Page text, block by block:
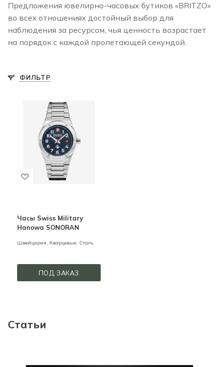
Предложения ювелирно-часовых бутиков «BRITZO»
во всех отношениях достойный выбор для
наблюдения за ресурсом, чья ценность возрастает
на порядок с каждой пролетающей секундой.
ФИЛЬТР
Часы Swiss Military
Hanowa SONORAN
Швейцария, Кварцевые, Сталь
ПОД ЗАКАЗ
Статьи